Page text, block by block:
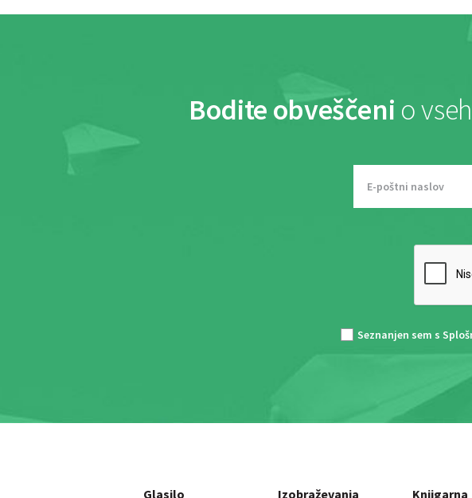
Bodite obveščeni o
Seznanjen sem s
Glasilo Izobraževanja Knjigarna